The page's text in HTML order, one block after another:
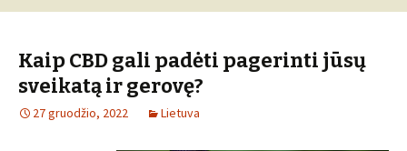
Kaip CBD gali padėti pagerinti jūsų
sveikatą ir gerovę?
27 gruodžio, 2022 Lietuva